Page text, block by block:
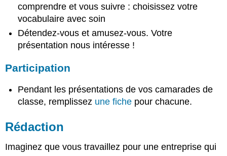
comprendre et vous suivre : choisissez votre
vocabulaire avec soin
Détendez-vous et amusez-vous. Votre
présentation nous intéresse !
Participation
Pendant les présentations de vos camarades de
classe, remplissez une fiche pour chacune.
Rédaction
Imaginez que vous travaillez pour une entreprise qui